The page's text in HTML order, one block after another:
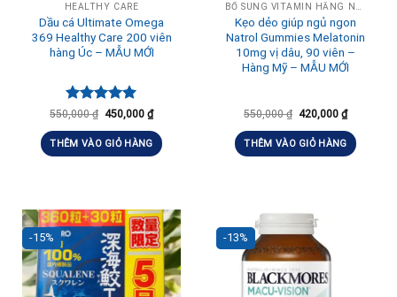
HEALTHY CARE
Dầu cá Ultimate Omega
369 Healthy Care 200 viên
hàng Úc – MẪU MỚI
Được xếp
5 sao
550,000₫ 450,000 ₫
THÊM VÀO GIỎ HÀNG
Kẹo dẻo giúp ngủ ngon
Natrol Gummies Melatonin
10mg vị dâu, 90 viên –
Hàng Mỹ – MẪU MỚI
550,000₫ 420,000 ₫
THÊM VÀO GIỎ HÀNG
-15% -13%